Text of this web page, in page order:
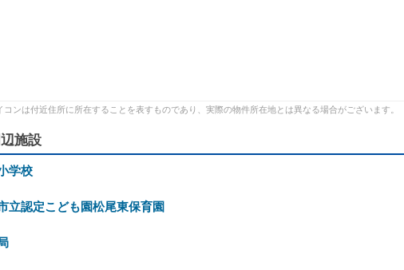
ンは付近住所に所在することを表すものであり、実際の物件所在地とは異なる場合がございます。
施設
学校
立認定こども園松尾東保育園